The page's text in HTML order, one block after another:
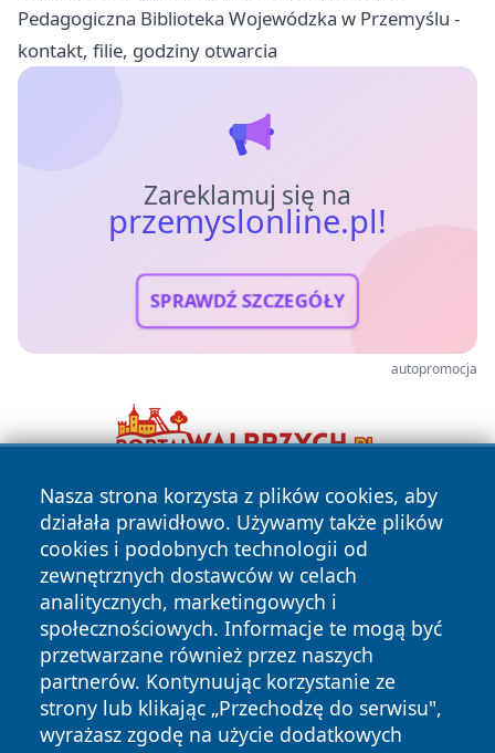
Pedagogiczna Biblioteka Wojewódzka w Przemyślu -
kontakt, filie, godziny otwarcia
Zareklamuj się na
przemyslonline.pl!
SPRAWDŹ SZCZEGÓŁY
autopromocja
Nasza strona korzysta z plików cookies, aby
działała prawidłowo. Używamy także plików
cookies i podobnych technologii od
zewnętrznych dostawców w celach
analitycznych, marketingowych i
społecznościowych. Informacje te mogą być
przetwarzane również przez naszych
partnerów. Kontynuując korzystanie ze
strony lub klikając „Przechodzę do serwisu",
wyrażasz zgodę na użycie dodatkowych
Copyright © 2026 przemyslonline.pl Wszystkie prawa
zastrzeżone.
Polityka
Polityka